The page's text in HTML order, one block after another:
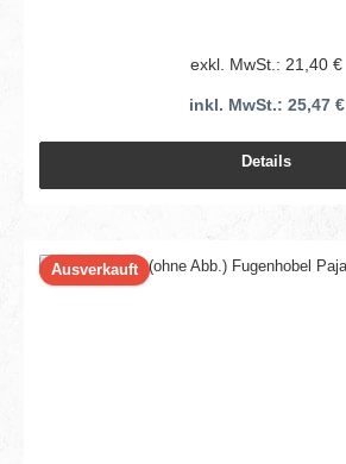
exkl. MwSt.: 21,40 €
inkl. MwSt.: 25,47 €
Details
Ausverkauft